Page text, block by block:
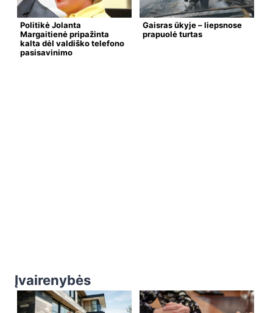
Politikė Jolanta
Margaitienė pripažinta
kalta dėl valdiško telefono
pasisavinimo
Gaisras ūkyje – liepsnose
prapuolė turtas
Įvairenybės